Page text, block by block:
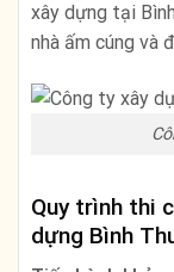
xây dựng tại
nhà ấm cúng và
Quy trình thi
dựng Bình